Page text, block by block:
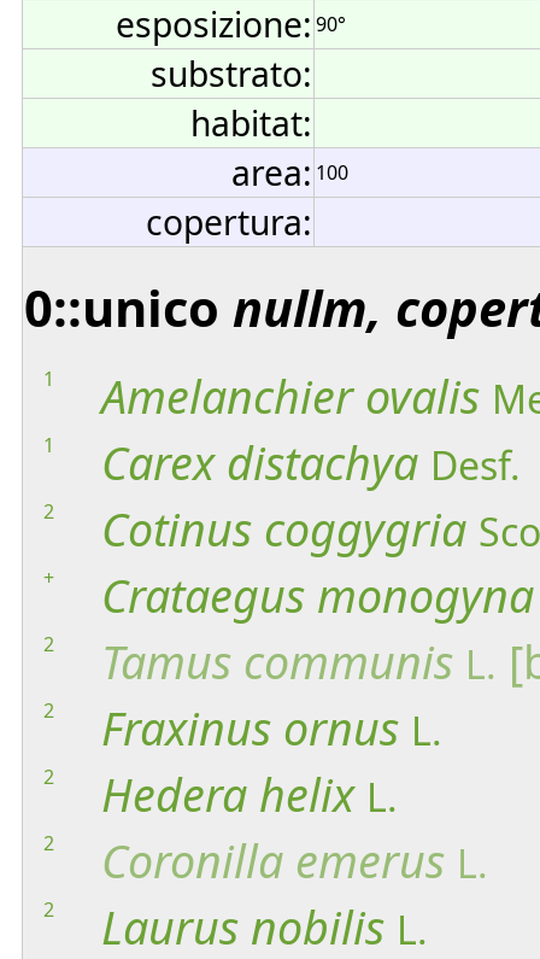
esposizione: 90°
substrato:
habitat:
area: 100
copertura:
0::unico nullm,
1 Amelanchier ovalis
1 Carex distachya Desf.
2 Cotinus coggygria
+ Crataegus monogyna
2 Tamus communis L.
2 Fraxinus ornus L.
2 Hedera helix L.
2 Coronilla emerus L.
2 Laurus nobilis L.